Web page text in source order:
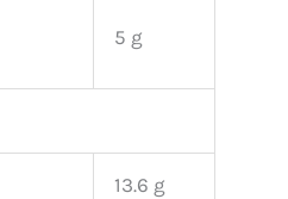
5 g
13.6 g